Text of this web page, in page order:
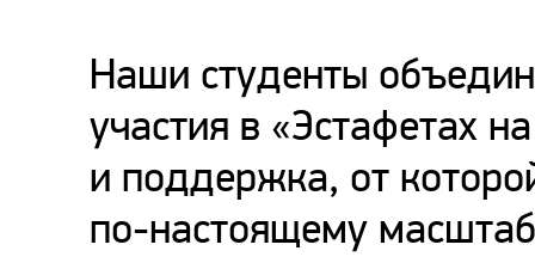
Наши студенты
участия в «Эстафетах
и поддержка, от
по-настоящему